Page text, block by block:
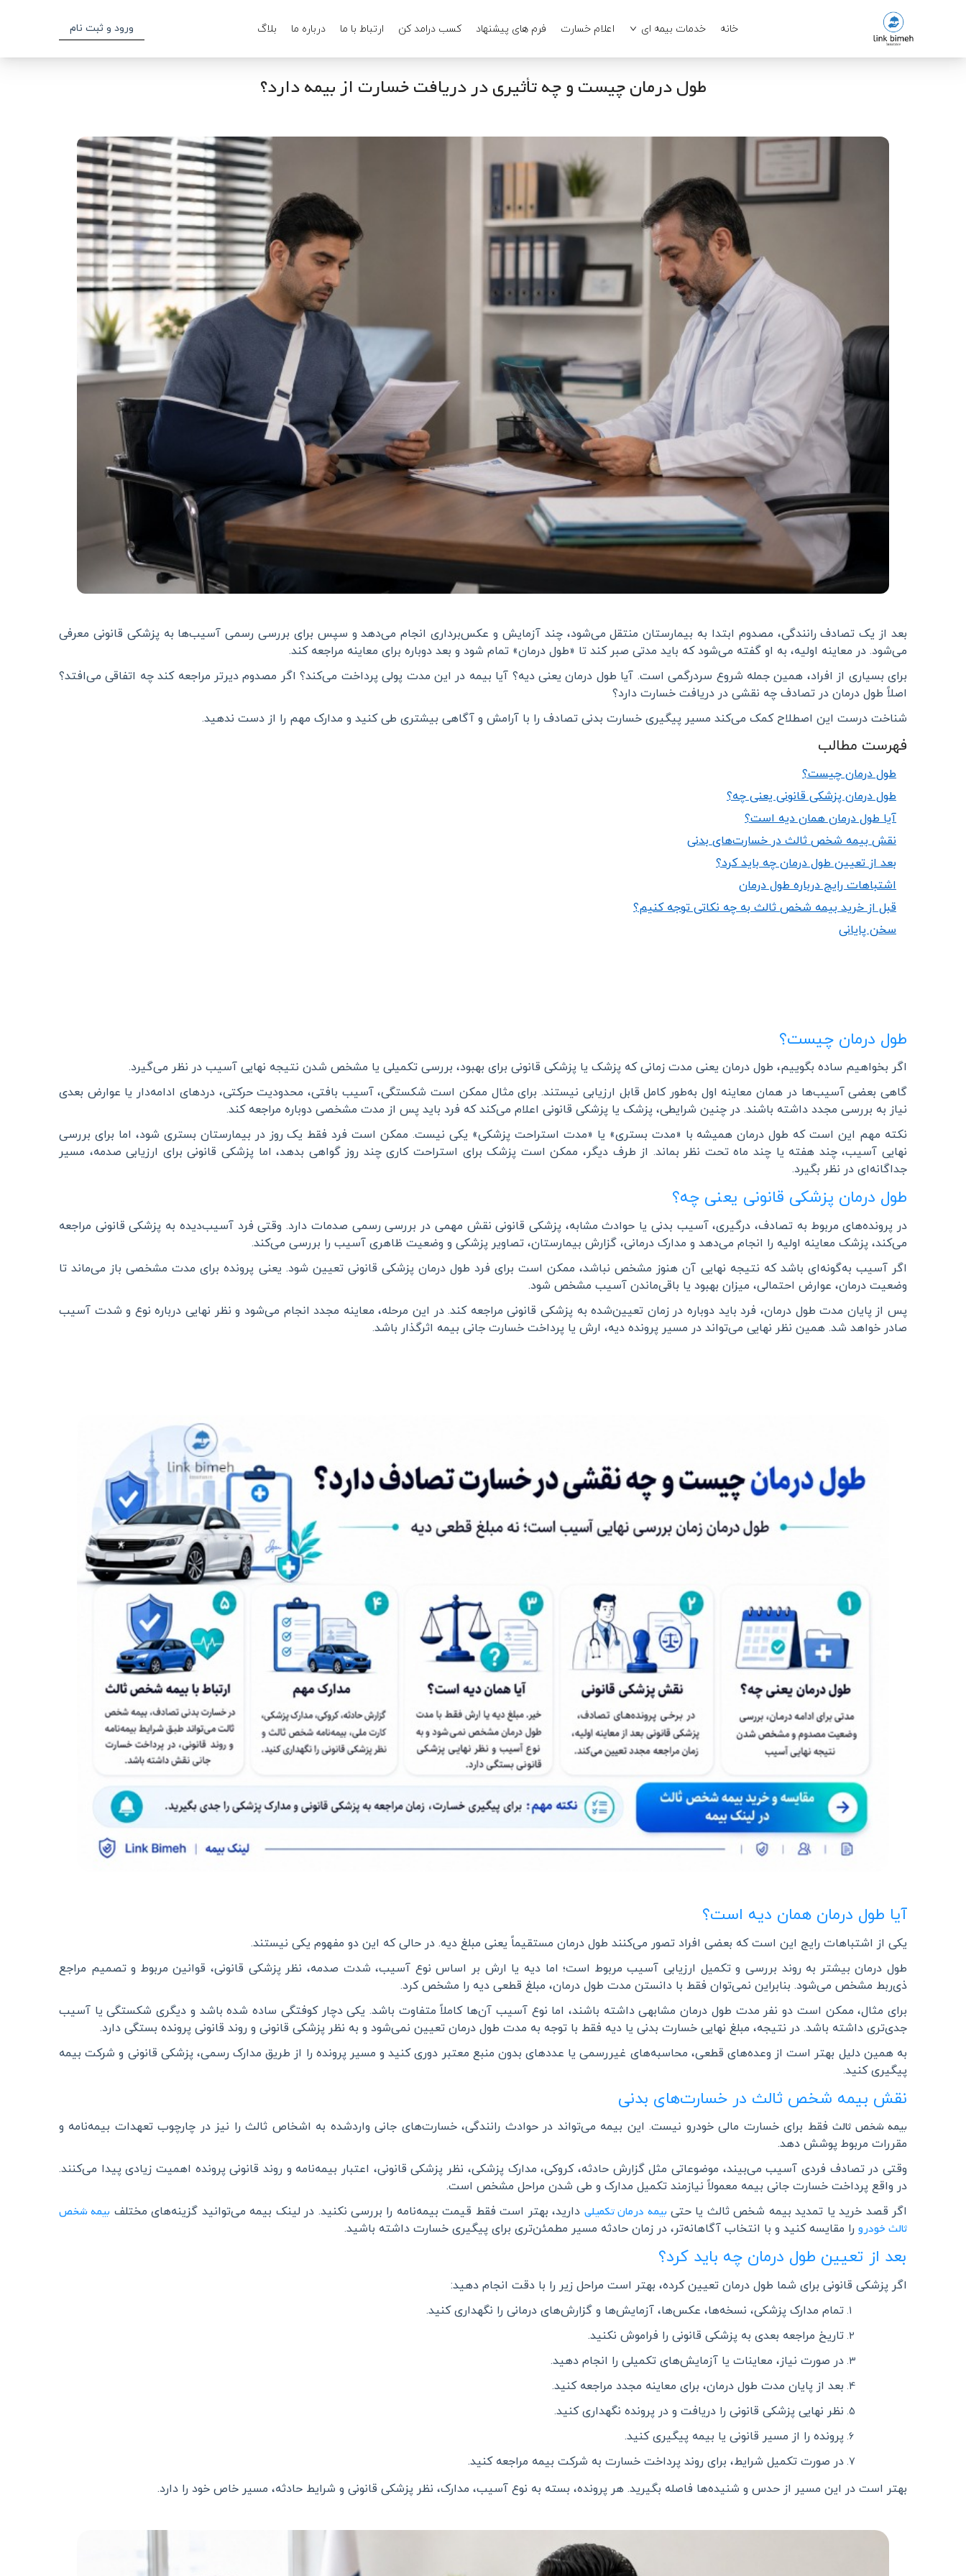
خانه خدمات بیمه ای اعلام خسارت فرم های پیشنهاد کسب درامد کن ارتباط با ما درباره ما بلاگ ورود و ثبت نام
طول درمان چیست و چه تأثیری در دریافت خسارت از بیمه دارد؟
بعد از یک تصادف رانندگی، مصدوم ابتدا به بیمارستان منتقل می‌شود، چند آزمایش و عکس‌برداری انجام می‌دهد و سپس برای بررسی رسمی آسیب‌ها به پزشکی قانونی معرفی
می‌شود. در معاینه اولیه، به او گفته می‌شود که باید مدتی صبر کند تا «طول درمان» تمام شود و بعد دوباره برای معاینه مراجعه کند.
برای بسیاری از افراد، همین جمله شروع سردرگمی است. آیا طول درمان یعنی دیه؟ آیا بیمه در این مدت پولی پرداخت می‌کند؟ اگر مصدوم دیرتر مراجعه کند چه اتفاقی می‌افتد؟
اصلاً طول درمان در تصادف چه نقشی در دریافت خسارت دارد؟
شناخت درست این اصطلاح کمک می‌کند مسیر پیگیری خسارت بدنی تصادف را با آرامش و آگاهی بیشتری طی کنید و مدارک مهم را از دست ندهید.
فهرست مطالب
طول درمان چیست؟
طول درمان پزشکی قانونی یعنی چه؟
آیا طول درمان همان دیه است؟
نقش بیمه شخص ثالث در خسارت‌های بدنی
بعد از تعیین طول درمان چه باید کرد؟
اشتباهات رایج درباره طول درمان
قبل از خرید بیمه شخص ثالث به چه نکاتی توجه کنیم؟
سخن پایانی
طول درمان چیست؟
اگر بخواهیم ساده بگوییم، طول درمان یعنی مدت زمانی که پزشک یا پزشکی قانونی برای بهبود، بررسی تکمیلی یا مشخص شدن نتیجه نهایی آسیب در نظر می‌گیرد.
گاهی بعضی آسیب‌ها در همان معاینه اول به‌طور کامل قابل ارزیابی نیستند. برای مثال ممکن است شکستگی، آسیب بافتی، محدودیت حرکتی، دردهای ادامه‌دار یا عوارض بعدی
نیاز به بررسی مجدد داشته باشند. در چنین شرایطی، پزشک یا پزشکی قانونی اعلام می‌کند که فرد باید پس از مدت مشخصی دوباره مراجعه کند.
نکته مهم این است که طول درمان همیشه با «مدت بستری» یا «مدت استراحت پزشکی» یکی نیست. ممکن است فرد فقط یک روز در بیمارستان بستری شود، اما برای بررسی
نهایی آسیب، چند هفته یا چند ماه تحت نظر بماند. از طرف دیگر، ممکن است پزشک برای استراحت کاری چند روز گواهی بدهد، اما پزشکی قانونی برای ارزیابی صدمه، مسیر
جداگانه‌ای در نظر بگیرد.
طول درمان پزشکی قانونی یعنی چه؟
در پرونده‌های مربوط به تصادف، درگیری، آسیب بدنی یا حوادث مشابه، پزشکی قانونی نقش مهمی در بررسی رسمی صدمات دارد. وقتی فرد آسیب‌دیده به پزشکی قانونی مراجعه
می‌کند، پزشک معاینه اولیه را انجام می‌دهد و مدارک درمانی، گزارش بیمارستان، تصاویر پزشکی و وضعیت ظاهری آسیب را بررسی می‌کند.
اگر آسیب به‌گونه‌ای باشد که نتیجه نهایی آن هنوز مشخص نباشد، ممکن است برای فرد طول درمان پزشکی قانونی تعیین شود. یعنی پرونده برای مدت مشخصی باز می‌ماند تا
وضعیت درمان، عوارض احتمالی، میزان بهبود یا باقی‌ماندن آسیب مشخص شود.
پس از پایان مدت طول درمان، فرد باید دوباره در زمان تعیین‌شده به پزشکی قانونی مراجعه کند. در این مرحله، معاینه مجدد انجام می‌شود و نظر نهایی درباره نوع و شدت آسیب
صادر خواهد شد. همین نظر نهایی می‌تواند در مسیر پرونده دیه، ارش یا پرداخت خسارت جانی بیمه اثرگذار باشد.
آیا طول درمان همان دیه است؟
یکی از اشتباهات رایج این است که بعضی افراد تصور می‌کنند طول درمان مستقیماً یعنی مبلغ دیه. در حالی که این دو مفهوم یکی نیستند.
طول درمان بیشتر به روند بررسی و تکمیل ارزیابی آسیب مربوط است؛ اما دیه یا ارش بر اساس نوع آسیب، شدت صدمه، نظر پزشکی قانونی، قوانین مربوط و تصمیم مراجع
ذی‌ربط مشخص می‌شود. بنابراین نمی‌توان فقط با دانستن مدت طول درمان، مبلغ قطعی دیه را مشخص کرد.
برای مثال، ممکن است دو نفر مدت طول درمان مشابهی داشته باشند، اما نوع آسیب آن‌ها کاملاً متفاوت باشد. یکی دچار کوفتگی ساده شده باشد و دیگری شکستگی یا آسیب
جدی‌تری داشته باشد. در نتیجه، مبلغ نهایی خسارت بدنی یا دیه فقط با توجه به مدت طول درمان تعیین نمی‌شود و به نظر پزشکی قانونی و روند قانونی پرونده بستگی دارد.
به همین دلیل بهتر است از وعده‌های قطعی، محاسبه‌های غیررسمی یا عددهای بدون منبع معتبر دوری کنید و مسیر پرونده را از طریق مدارک رسمی، پزشکی قانونی و شرکت بیمه
پیگیری کنید.
نقش بیمه شخص ثالث در خسارت‌های بدنی
بیمه شخص ثالثفقط برای خسارت مالی خودرو نیست. این بیمه می‌تواند در حوادث رانندگی، خسارت‌های جانی واردشده به اشخاص ثالث را نیز در چارچوب تعهدات بیمه‌نامه و
مقررات مربوط پوشش دهد.
وقتی در تصادف فردی آسیب می‌بیند، موضوعاتی مثل گزارش حادثه، کروکی، مدارک پزشکی، نظر پزشکی قانونی، اعتبار بیمه‌نامه و روند قانونی پرونده اهمیت زیادی پیدا می‌کنند.
در واقع پرداخت خسارت جانی بیمه معمولاً نیازمند تکمیل مدارک و طی شدن مراحل مشخص است.
اگر قصد خرید یا تمدید بیمه شخص ثالث یا حتیبیمه درمان تکمیلی دارید، بهتر است فقط قیمت بیمه‌نامه را بررسی نکنید. در لینک بیمه می‌توانید گزینه‌های مختلف بیمه شخص
ثالث خودرو را مقایسه کنید و با انتخاب آگاهانه‌تر، در زمان حادثه مسیر مطمئن‌تری برای پیگیری خسارت داشته باشید.
بعد از تعیین طول درمان چه باید کرد؟
اگر پزشکی قانونی برای شما طول درمان تعیین کرده، بهتر است مراحل زیر را با دقت انجام دهید:
تمام مدارک پزشکی، نسخه‌ها، عکس‌ها، آزمایش‌ها و گزارش‌های درمانی را نگهداری کنید.
تاریخ مراجعه بعدی به پزشکی قانونی را فراموش نکنید.
در صورت نیاز، معاینات یا آزمایش‌های تکمیلی را انجام دهید.
بعد از پایان مدت طول درمان، برای معاینه مجدد مراجعه کنید.
نظر نهایی پزشکی قانونی را دریافت و در پرونده نگهداری کنید.
پرونده را از مسیر قانونی یا بیمه پیگیری کنید.
در صورت تکمیل شرایط، برای روند پرداخت خسارت به شرکت بیمه مراجعه کنید.
بهتر است در این مسیر از حدس و شنیده‌ها فاصله بگیرید. هر پرونده، بسته به نوع آسیب، مدارک، نظر پزشکی قانونی و شرایط حادثه، مسیر خاص خود را دارد.